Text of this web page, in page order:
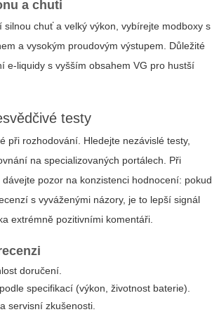
a chuti
silnou chuť a velký výkon, vybírejte modboxy s
a vysokým proudovým výstupem. Důležité
e-liquidy s vyšším obsahem VG pro hustší
testy
při rozhodování. Hledejte nezávislé testy,
na specializovaných portálech. Při
pozor na konzistenci hodnocení: pokud
s vyváženými názory, je to lepší signál
extrémně pozitivními komentáři.
doručení.
specifikací (výkon, životnost baterie).
servisní zkušenosti.